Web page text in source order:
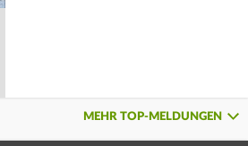
MEHR TOP-MELDUNGEN